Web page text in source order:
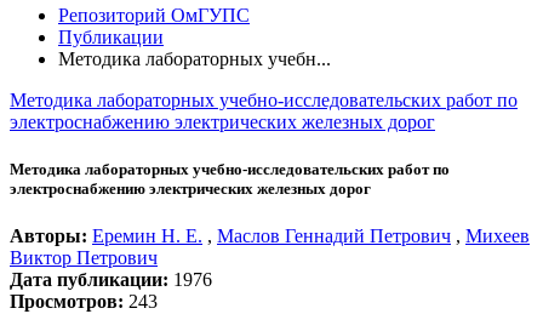
Репозиторий ОмГУПС
Публикации
Методика лабораторных учебн...
Методика лабораторных учебно-исследовательских работ по
электроснабжению электрических железных дорог
Методика лабораторных учебно-исследовательских работ по
электроснабжению электрических железных дорог
Авторы: Еремин Н. Е. , Маслов Геннадий Петрович , Михеев
Виктор Петрович
Дата публикации: 1976
Просмотров: 243